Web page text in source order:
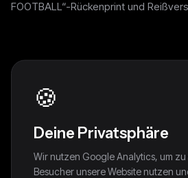
FOOTBALL“-Rückenprint und
Weitere Pieces
🍪
Deine Privatsphäre
Wir nutzen Google Analytics, um
Besucher unsere Website nutzen